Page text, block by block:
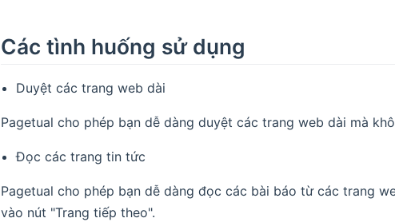
Các tình huống sử dụng
Duyệt các trang web dài
Pagetual cho phép bạn dễ dàng duyệt các trang web dài mà
Đọc các trang tin tức
Pagetual cho phép bạn dễ dàng đọc các bài báo từ các trang
vào nút "Trang tiếp theo".